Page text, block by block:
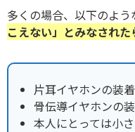
多くの場合、以下のよう
こえない」とみなされた
片耳イヤホンの装着
骨伝導イヤホンの
本人にとっては小